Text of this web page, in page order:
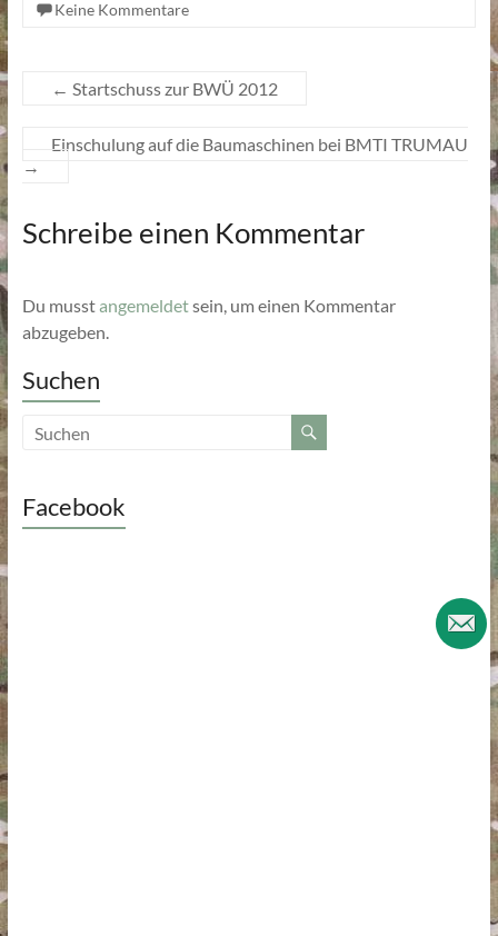
Keine Kommentare
← Startschuss zur BWÜ 2012
Einschulung auf die Baumaschinen bei BMTI TRUMAU
→
Schreibe einen Kommentar
Du musstangemeldetsein, um einen Kommentar
abzugeben.
Suchen
Facebook